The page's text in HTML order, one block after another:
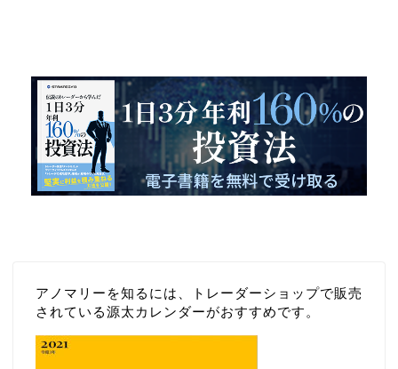
アノマリーを知るには、トレーダーショップで販売
されている源太カレンダーがおすすめです。